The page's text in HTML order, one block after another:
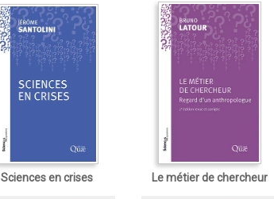
Sciences en crises Le métier de chercheur